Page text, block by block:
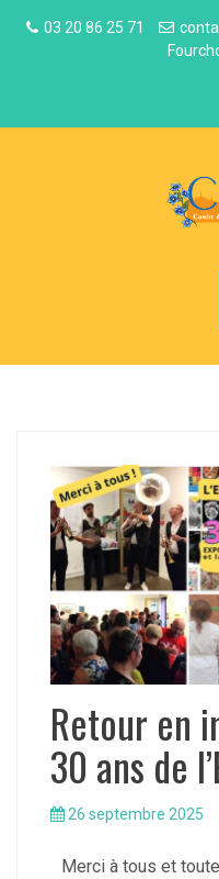
03 20 86 25 71
Retour en
30 ans de
26 septembre 2025
Merci à tous et